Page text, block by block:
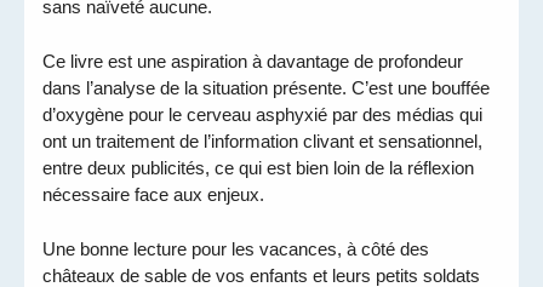
sans naïveté aucune.
Ce livre est une aspiration à davantage de profondeur
dans l’analyse de la situation présente. C’est une bouffée
d’oxygène pour le cerveau asphyxié par des médias qui
ont un traitement de l’information clivant et sensationnel,
entre deux publicités, ce qui est bien loin de la réflexion
nécessaire face aux enjeux.
Une bonne lecture pour les vacances, à côté des
châteaux de sable de vos enfants et leurs petits soldats